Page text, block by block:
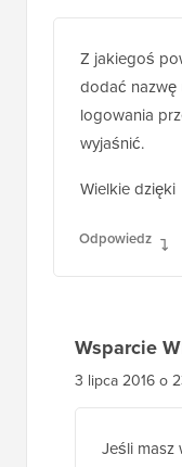
Debra
1 lip 2016 o 12:29
Z jakiegoś
dodać nazwę
wyjaśnić.
Wielkie dzięki
Wsparcie
3 lipca 2016 o